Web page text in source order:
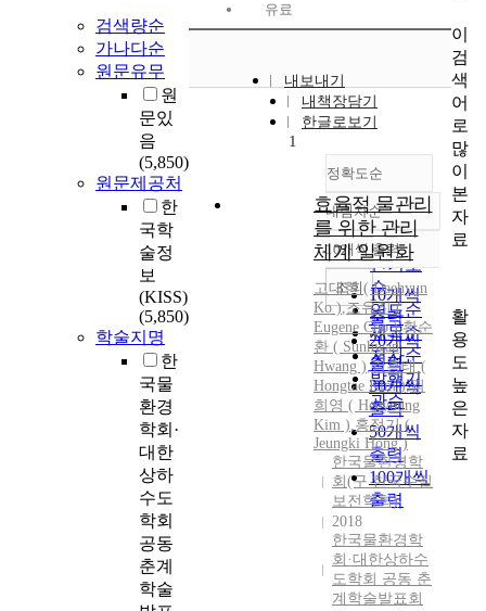
검색량순
가나다순
원문유무
원
문있
음
(5,850)
원문제공처
한
국학
술정
보
(KISS)
(5,850)
학술지명
한
국물
환경
학회·
대한
상하
수도
학회
공동
춘계
학술
유료
내보내기
내책장담기
한글로보기
정확도순
정확도
순
인기도
순
연도순
제목순
저자순
발행기
관순
내림차순
내림차순
10개씩 출력
10개씩
출력
20개씩
출력
30개씩
출력
50개씩
출력
100개씩
출력
조회
1
효율적 물관리
를 위한 관리
체계 일원화
고대현 ( Daehyun
Ko ),조유진 (
Eugene Cho ),황순
환 ( Sunhwan
Hwang ),김홍태 (
Hongtae Kim ),김
희영 ( Heeyoung
Kim ),홍정기 (
Jeungki Hong )
한국물환경학
회(구 한국수질
보전학회)
2018
한국물환경학
회·대한상하수
도학회 공동 춘
계학술발표회
이
검
색
어
로
많
이
본
자
료
활
용
도
높
은
자
료